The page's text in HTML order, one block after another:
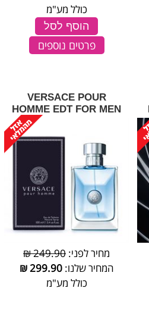
כולל מע"מ
הוסף לסל
פרטים נוספים
VERSACE POUR
HOMME EDT FOR MEN
מחיר לפני: 249.90 ₪
המחיר שלנו: 299.90
₪
כולל מע"מ